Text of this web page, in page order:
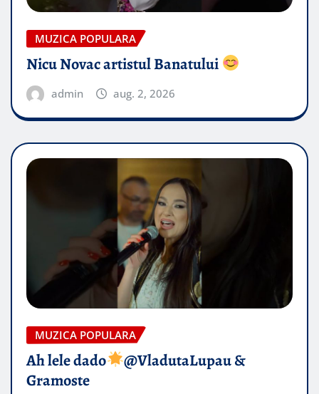
MUZICA POPULARA
Nicu Novac artistul Banatului
admin aug. 2, 2026
MUZICA POPULARA
Ah lele dado​
@VladutaLupau &
Gramoste